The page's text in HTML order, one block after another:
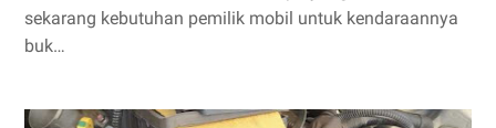
sekarang kebutuhan pemilik mobil untuk kendaraannya
buk…